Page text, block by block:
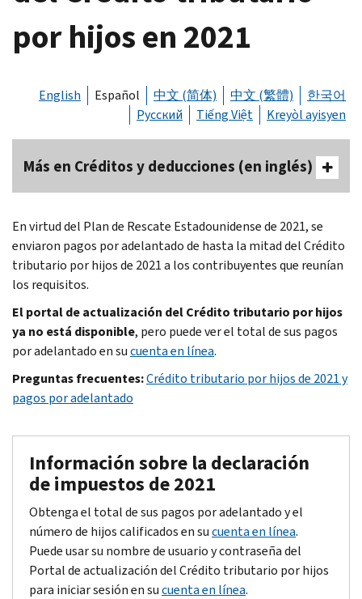
por hijos en 2021
English Español 中文 (简体) 中文 (繁體)
한국어
Русский
Tiếng Việt Kreyòl ayisyen
Más en Créditos y deducciones (en inglés)
En virtud del Plan de Rescate Estadounidense de 2021, se
enviaron pagos por adelantado de hasta la mitad del Crédito
tributario por hijos de 2021 a los contribuyentes que reunían
los requisitos.
El portal de actualización del Crédito tributario por hijos
ya no está disponible, pero puede ver el total de sus pagos
por adelantado en sucuenta en línea.
Preguntas frecuentes:Crédito tributario por hijos de 2021 y
pagos por adelantado
Información sobre la declaración
de impuestos de 2021
Obtenga el total de sus pagos por adelantado y el
número de hijos calificados en sucuenta en línea.
Puede usar su nombre de usuario y contraseña del
Portal de actualización del Crédito tributario por hijos
para iniciar sesión en sucuenta en línea.